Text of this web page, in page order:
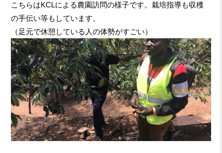
こちらはKCLによる農園訪問の様子です。栽培指導も収穫
の手伝い等もしています。
（足元で休憩している人の体勢がすごい）